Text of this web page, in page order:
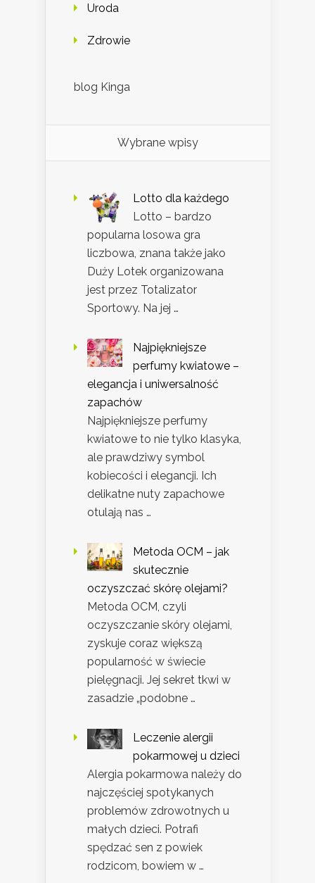
Uroda
Zdrowie
blog Kinga
Wybrane wpisy
Lotto dla każdego
Lotto – bardzo
popularna losowa gra
liczbowa, znana także jako
Duży Lotek organizowana
jest przez Totalizator
Sportowy. Na jej …
Najpiękniejsze
perfumy kwiatowe –
elegancja i uniwersalność
zapachów
Najpiękniejsze perfumy
kwiatowe to nie tylko klasyka,
ale prawdziwy symbol
kobiecości i elegancji. Ich
delikatne nuty zapachowe
otulają nas …
Metoda OCM – jak
skutecznie
oczyszczać skórę olejami?
Metoda OCM, czyli
oczyszczanie skóry olejami,
zyskuje coraz większą
popularność w świecie
pielęgnacji. Jej sekret tkwi w
zasadzie „podobne …
Leczenie alergii
pokarmowej u dzieci
Alergia pokarmowa należy do
najczęściej spotykanych
problemów zdrowotnych u
małych dzieci. Potrafi
spędzać sen z powiek
rodzicom, bowiem w …